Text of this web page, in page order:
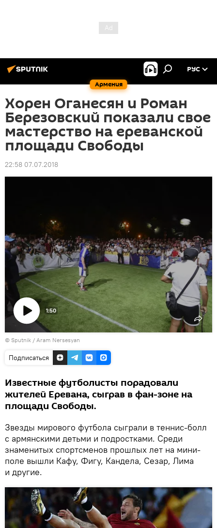
Армения
РУС
Хорен Оганесян и Роман
Березовский показали свое
мастерство на ереванской
площади Свободы
22:58 07.07.2018
Воспроизвести
видео
1:50
© Sputnik / Aram Nersesyan
Подписаться
Известные футболисты порадовали
жителей Еревана, сыграв в фан-зоне на
площади Свободы.
Звезды мирового футбола сыграли в теннис-болл
с армянскими детьми и подростками. Среди
знаменитых спортсменов прошлых лет на мини-
поле вышли Кафу, Фигу, Кандела, Сезар, Лима
и другие.